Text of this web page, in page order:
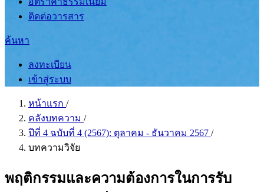
ติดต่อวารสาร
ค้นหา
ลงทะเบียน
เข้าสู่ระบบ
หน้าแรก /
คลังบทความ /
ปีที่ 4 ฉบับที่ 4 (2567): ตุลาคม - ธันวาคม 2567 /
บทความวิจัย
พฤติกรรมและความต้องการในการรับ